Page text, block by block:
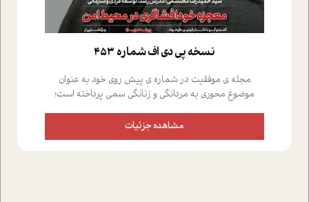
نسخه پي دي اف شماره 453
مجله ی موفقیت در شماره ی پیش روی خود به عنوان
موضوع محوری به مردانگی و زنانگی سمی پرداخته است؛
علیخواه، جامعه شناس در بخش های مختلف تلاش کرده ایم
از دریچه های گوناگون به این موضوع مهم بپردازیم.فصل
مشاهده جزئیات